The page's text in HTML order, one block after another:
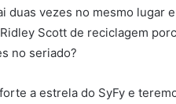
duas vezes no mesmo lugar
Scott de reciclagem
no seriado?
a estrela do SyFy e